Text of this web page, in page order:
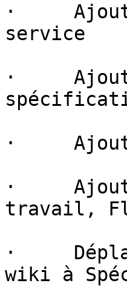
·     Ajout
service
·
·
·
travail,
·
wiki à